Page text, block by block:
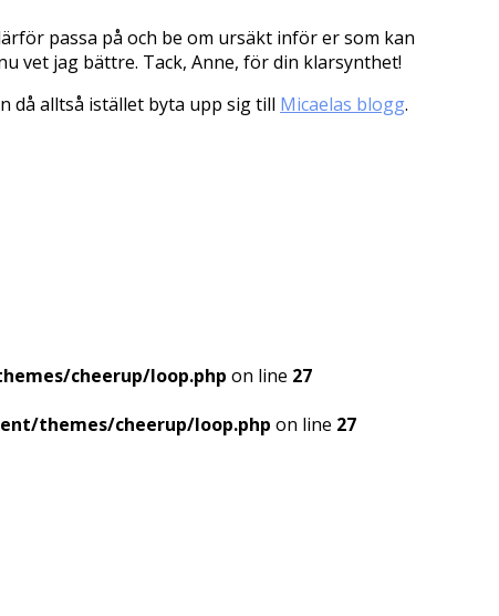
passa på och be om ursäkt inför er som kan
vet jag bättre. Tack, Anne, för din klarsynthet!
då alltså istället byta upp sig till Micaelas blogg.
cheerup/loop.php on line 27
themes/cheerup/loop.php on line 27